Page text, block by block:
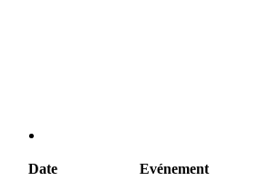
Date Evénement